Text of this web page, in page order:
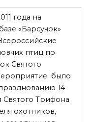
года на
«Барсучок»
птиц по
Святого
было
14
Святого Трифона
охотников,